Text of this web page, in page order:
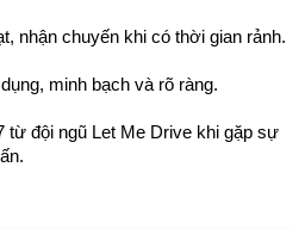
nhận chuyến khi có thời gian rảnh.
minh bạch và rõ ràng.
đội ngũ Let Me Drive khi gặp sự